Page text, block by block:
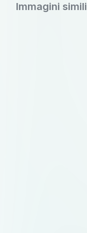
Immagini simili